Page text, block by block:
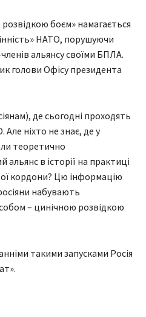
боєм» намагається
НАТО, порушуючи
альянсу своїми БПЛА.
голови Офісу президента
де сьогодні проходять
ніхто не знає, де у
теоретично
в історії на практиці
кордони? Цю інформацію
набувають
– цинічною розвідкою
такими запусками Росія